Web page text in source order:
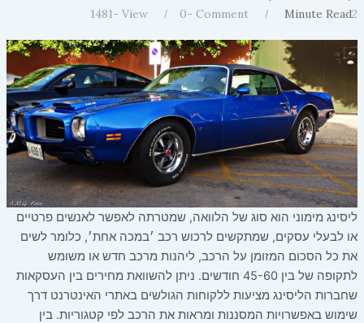
2
Minute Read
0 Comment -
1481 View -
ליסינג מימוני הוא סוג של הלוואה, שמטרתה לאפשר לאנשים פרטיים
או לבעלי עסקים, שמתקשים לרכוש רכב ׳במכה אחת׳, כלומר לשים
את כל הסכום המזומן על הרכב, ליהנות מרכב חדש או משומש
לתקופה של בין 45-60 חודשים. ניתן להשוואת מחירים בין העסקאות
שחברות הליסינג מציעות ללקוחות הגולשים באתרי האינטרנט דרך
שימוש באפשרויות המסננות ומראות את הרכב לפי קטגוריות. בין